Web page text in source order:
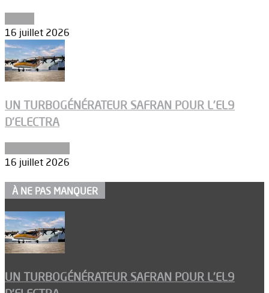
16 juillet 2026
UN TURBOGÉNÉRATEUR SAFRAN POUR L’EL9
D’ELECTRA
16 juillet 2026
À NE PAS MANQUER
UN TURBOGÉNÉRATEUR SAFRAN POUR L’EL9